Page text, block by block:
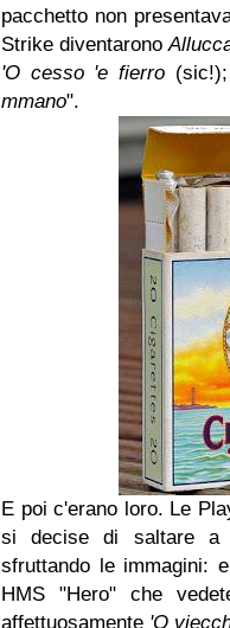
pacchetto non
Strike diventarono
'O cesso 'e fierro
mmano".
E poi c'erano loro. Le
si decise di saltare
sfruttando le immagini:
HMS "Hero" che
affettuosamente 'O